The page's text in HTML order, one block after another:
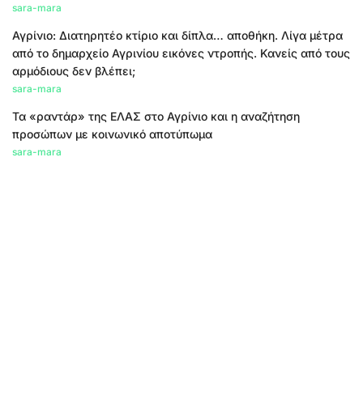
sara-mara
Αγρίνιο: Διατηρητέο κτίριο και δίπλα… αποθήκη. Λίγα μέτρα
από το δημαρχείο Αγρινίου εικόνες ντροπής. Κανείς από τους
αρμόδιους δεν βλέπει;
sara-mara
Τα «ραντάρ» της ΕΛΑΣ στο Αγρίνιο και η αναζήτηση
προσώπων με κοινωνικό αποτύπωμα
sara-mara